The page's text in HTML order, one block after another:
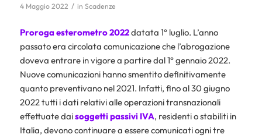
4 Maggio 2022 / in Scadenze
Proroga esterometro 2022datata 1° luglio. L’anno
passato era circolata comunicazione che l’abrogazione
doveva entrare in vigore a partire dal 1° gennaio 2022.
Nuove comunicazioni hanno smentito definitivamente
quanto preventivano nel 2021. Infatti, fino al 30 giugno
2022 tutti i dati relativi alle operazioni transnazionali
effettuate daisoggetti passivi IVA, residenti o stabiliti in
Italia, devono continuare a essere comunicati ogni tre